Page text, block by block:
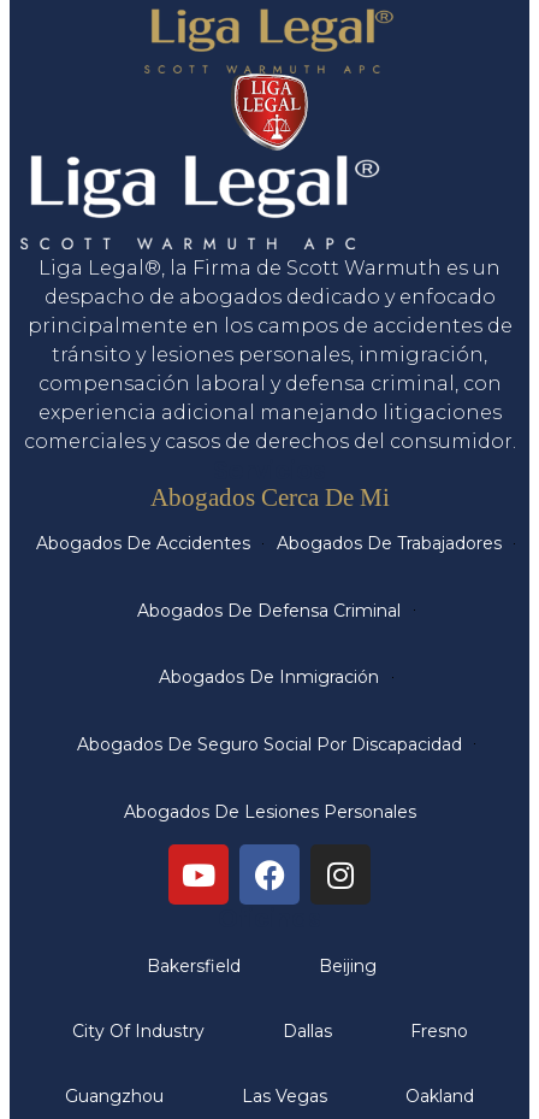
Liga Legal®, la Firma de Scott Warmuth es un
despacho de abogados dedicado y enfocado
principalmente en los campos de accidentes de
tránsito y lesiones personales, inmigración,
compensación laboral y defensa criminal, con
experiencia adicional manejando litigaciones
comerciales y casos de derechos del consumidor.
Abogados Cerca De Mi
Abogados De Accidentes Abogados De Trabajadores
Abogados De Defensa Criminal
Abogados De Inmigración
Abogados De Seguro Social Por Discapacidad
Abogados De Lesiones Personales
Bakersfield Beijing
City Of Industry Dallas Fresno
Guangzhou Las Vegas Oakland